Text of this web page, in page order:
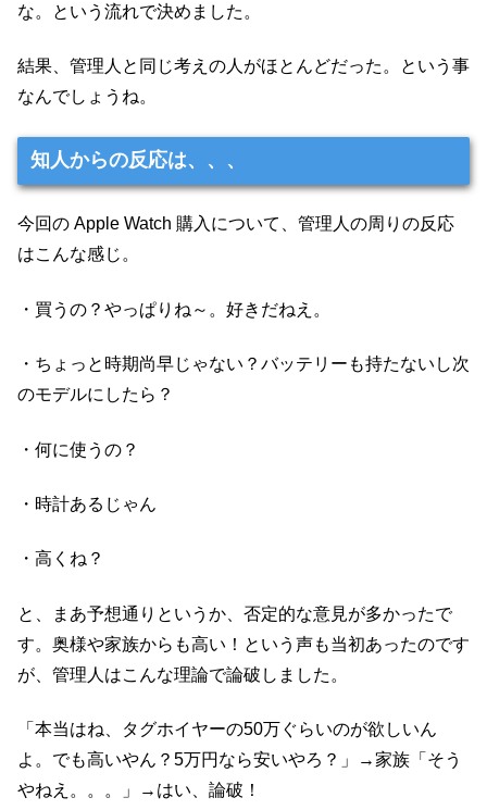
な。という流れで決めました。
結果、管理人と同じ考えの人がほとんどだった。という事
なんでしょうね。
知人からの反応は、、、
今回の Apple Watch 購入について、管理人の周りの反応
はこんな感じ。
・買うの？やっぱりね～。好きだねえ。
・ちょっと時期尚早じゃない？バッテリーも持たないし次
のモデルにしたら？
・何に使うの？
・時計あるじゃん
・高くね？
と、まあ予想通りというか、否定的な意見が多かったで
す。奥様や家族からも高い！という声も当初あったのです
が、管理人はこんな理論で論破しました。
「本当はね、タグホイヤーの50万ぐらいのが欲しいん
よ。でも高いやん？5万円なら安いやろ？」→家族「そう
やねえ。。。」→はい、論破！